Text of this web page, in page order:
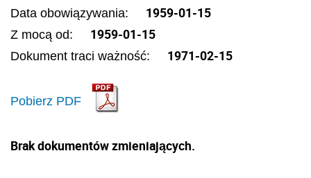
Data obowiązywania: 1959-01-15
Z mocą od: 1959-01-15
Dokument traci ważność: 1971-02-15
Pobierz PDF
Brak dokumentów zmieniających.